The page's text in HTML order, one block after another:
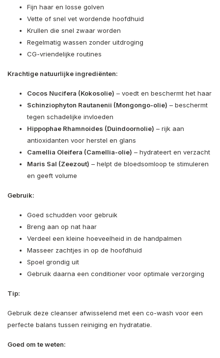
Fijn haar en losse golven
Vette of snel vet wordende hoofdhuid
Krullen die snel zwaar worden
Regelmatig wassen zonder uitdroging
CG-vriendelijke routines
Krachtige natuurlijke ingrediënten:
Cocos Nucifera (Kokosolie) – voedt en beschermt het haar
Schinziophyton Rautanenii (Mongongo-olie) – beschermt
tegen schadelijke invloeden
Hippophae Rhamnoides (Duindoornolie) – rijk aan
antioxidanten voor herstel en glans
Camellia Oleifera (Camellia-olie) – hydrateert en verzacht
Maris Sal (Zeezout) – helpt de bloedsomloop te stimuleren
en geeft volume
Gebruik:
Goed schudden voor gebruik
Breng aan op nat haar
Verdeel een kleine hoeveelheid in de handpalmen
Masseer zachtjes in op de hoofdhuid
Spoel grondig uit
Gebruik daarna een conditioner voor optimale verzorging
Tip:
Gebruik deze cleanser afwisselend met een co-wash voor een
perfecte balans tussen reiniging en hydratatie.
Goed om te weten: